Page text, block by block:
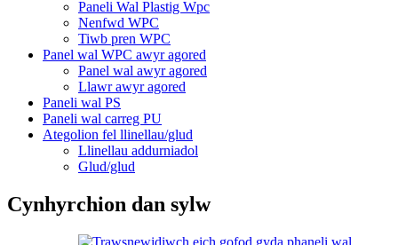
Paneli Wal Plastig Wpc
Nenfwd WPC
Tiwb pren WPC
Panel wal WPC awyr agored
Panel wal awyr agored
Llawr awyr agored
Paneli wal PS
Paneli wal carreg PU
Ategolion fel llinellau/glud
Llinellau addurniadol
Glud/glud
Cynhyrchion dan sylw